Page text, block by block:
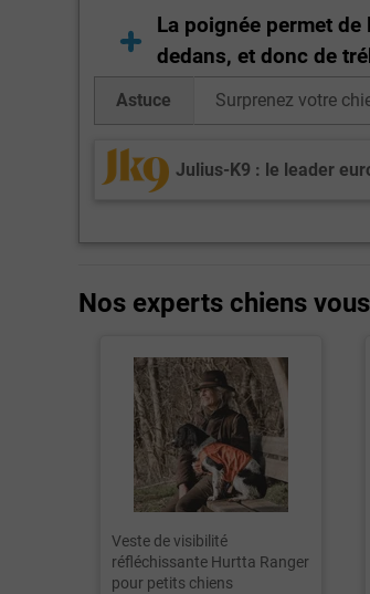
La poignée permet
dedans, et donc de
Astuce Surprenez votre
Julius-K9 : le leader
Nos experts chiens
Veste de visibilité
réfléchissante Hurtta Ranger
pour petits chiens